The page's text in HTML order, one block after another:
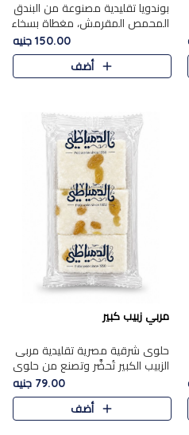
بوندويا تقليدية مصنوعة من البندق
المحمص المقرمش، مغطاة بسخاء
بشوكولاتة فاخرة غنية لتحقيق
التوازن المثالي بين قوام القرمشة
ونكهة الشوكولاتة ا..
150.00 جنيه
أضف
مربي زبيب كبير
حلوى شرقية مصرية تقليدية مربى
الزبيب الكبير تُحضَّر وتصنع من حلوي
جوز الهند باسد بقوام طري ومذاق
غني، وتُزين وتغطا بحبات الزبيب
الذهبي التي ..
79.00 جنيه
أضف